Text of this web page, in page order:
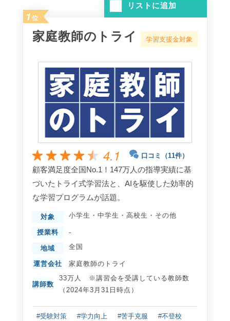
リストに追加
1 位
家庭教師のトライ 学習支援金対象
4.1 口コミ（11件）
顧客満足度全国No.1！147万人の指導実績に基
づいたトライ式学習法と、AIを駆使した効率的
な学習プログラムが話題。
対象 小学生 ・ 中学生 ・ 高校生 ・ その他
授業料 -
地域 全国
運営会社 家庭教師のトライ
講師数
33万人 ※講習会を受講している教師数
（2024年3月31日時点）
#受験対策 #学力向上 #苦手克服
#不登校